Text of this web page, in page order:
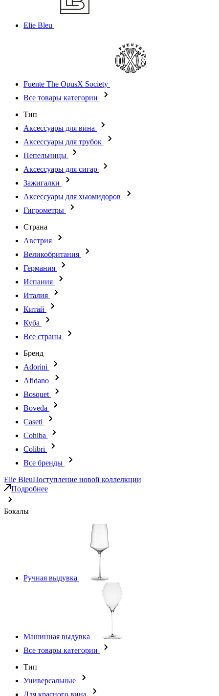
Elie Bleu
Fuente The OpusX Society
Все товары категории
Тип
Аксессуары для вина
Аксессуары для трубок
Пепельницы
Аксессуары для сигар
Зажигалки
Аксессуары для хьюмидоров
Гигрометры
Страна
Австрия
Великобритания
Германия
Испания
Италия
Китай
Куба
Все страны
Бренд
Adorini
Afidano
Bosquet
Boveda
Caseti
Cohiba
Colibri
Все бренды
Elie BleuПоступление новой коллелкции
Подробнее
Бокалы
Ручная выдувка
Машинная выдувка
Все товары категории
Тип
Универсальные
Для красного вина